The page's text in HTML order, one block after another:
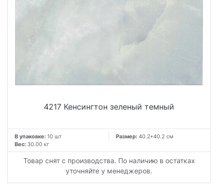
4217 Кенсингтон зеленый темный
В упаковке: 10 шт Размер: 40.2*40.2 см
Вес: 30.00 кг
Товар снят с производства. По наличию в остатках
уточняйте у менеджеров.